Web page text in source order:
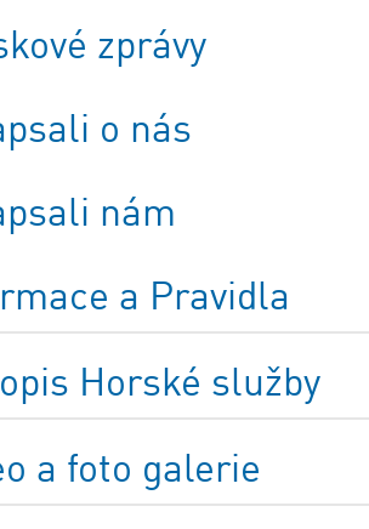
zprávy
o nás
nám
a Pravidla
Horské služby
a foto galerie